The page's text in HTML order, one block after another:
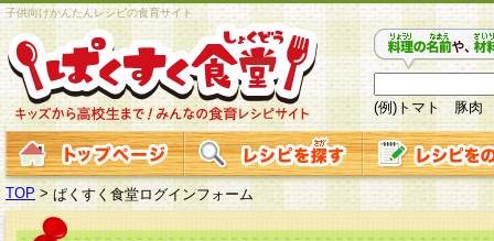
子供向けかんたんレシピの食育サイト
(例)トマト 豚肉
TOP > ぱくすく食堂ログインフォーム